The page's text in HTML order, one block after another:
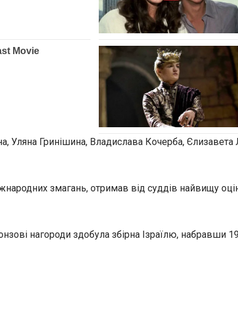
Уляна Гринішина, Владислава Кочерба,
змагань, отримав від суддів найвищу
нагороди здобула збірна Ізраїлю, набравши